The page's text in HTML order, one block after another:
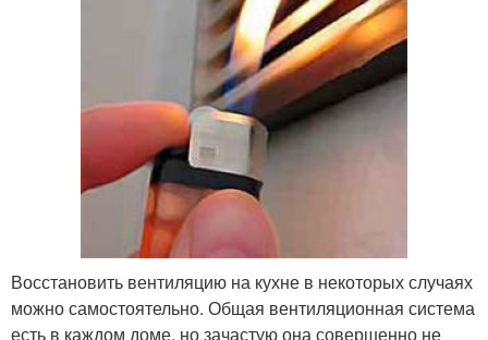
Восстановить вентиляцию на кухне в некоторых случаях
можно самостоятельно. Общая вентиляционная система
есть в каждом доме, но зачастую она совершенно не